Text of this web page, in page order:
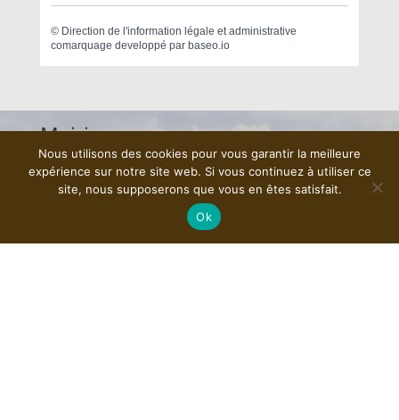
© Direction de l'information légale et administrative
comarquage developpé par baseo.io
Mairie
6 Grande rue
78490 Les Mesnuls
Nous utilisons des cookies pour vous garantir la meilleure
expérience sur notre site web. Si vous continuez à utiliser ce
site, nous supposerons que vous en êtes satisfait.
Ok